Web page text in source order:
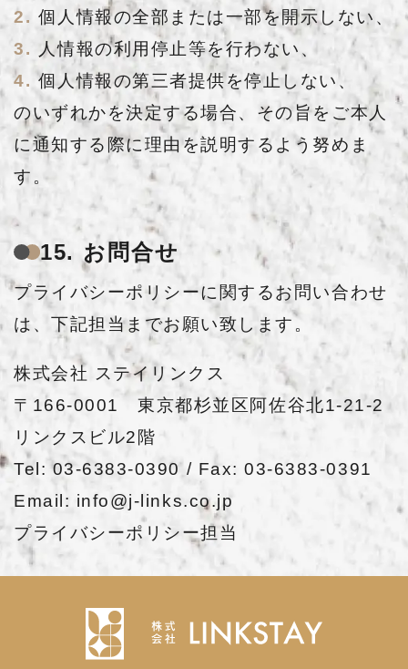
個人情報の全部または一部を開示しない、
人情報の利用停止等を行わない、
個人情報の第三者提供を停止しない、
のいずれかを決定する場合、その旨をご本人
に通知する際に理由を説明するよう努めま
す。
15. お問合せ
プライバシーポリシーに関するお問い合わせ
は、下記担当までお願い致します。
株式会社 ステイリンクス
〒166-0001 東京都杉並区阿佐谷北1-21-2
リンクスビル2階
Tel: 03-6383-0390 / Fax: 03-6383-0391
Email: info@j-links.co.jp
プライバシーポリシー担当